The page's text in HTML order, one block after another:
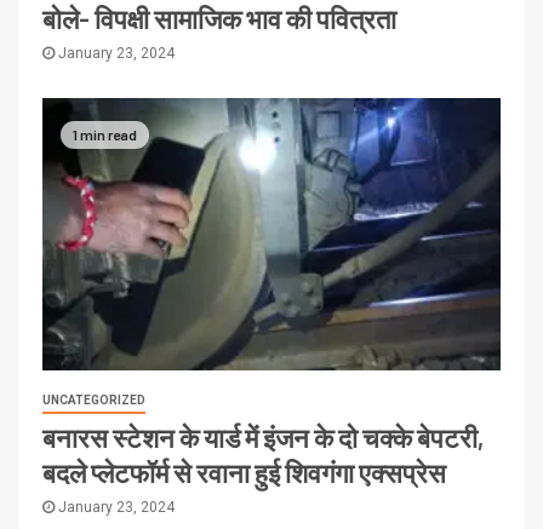
बोले- विपक्षी सामाजिक भाव की पवित्रता
January 23, 2024
1 min read
UNCATEGORIZED
बनारस स्टेशन के यार्ड में इंजन के दो चक्के बेपटरी,
बदले प्लेटफॉर्म से रवाना हुई शिवगंगा एक्सप्रेस
January 23, 2024